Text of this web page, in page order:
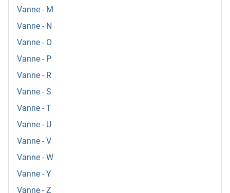
Vanne - M
Vanne - N
Vanne - O
Vanne - P
Vanne - R
Vanne - S
Vanne - T
Vanne - U
Vanne - V
Vanne - W
Vanne - Y
Vanne - Z